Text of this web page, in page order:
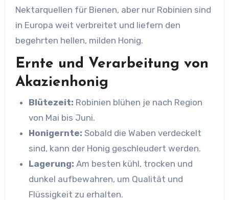
Nektarquellen für Bienen, aber nur Robinien sind
in Europa weit verbreitet und liefern den
begehrten hellen, milden Honig.
Ernte und Verarbeitung von
Akazienhonig
Blütezeit: Robinien blühen je nach Region
von Mai bis Juni.
Honigernte: Sobald die Waben verdeckelt
sind, kann der Honig geschleudert werden.
Lagerung: Am besten kühl, trocken und
dunkel aufbewahren, um Qualität und
Flüssigkeit zu erhalten.